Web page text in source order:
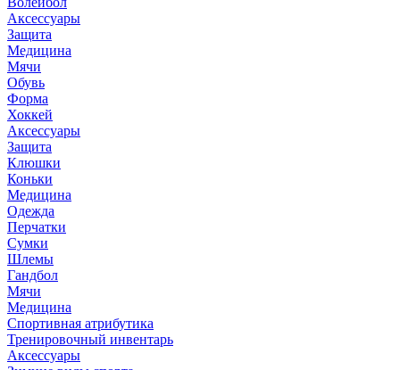
Аксессуары
Защита
Медицина
Мячи
Обувь
Форма
Хоккей
Аксессуары
Защита
Клюшки
Коньки
Медицина
Одежда
Перчатки
Сумки
Шлемы
Гандбол
Мячи
Медицина
Спортивная атрибутика
Тренировочный инвентарь
Аксессуары